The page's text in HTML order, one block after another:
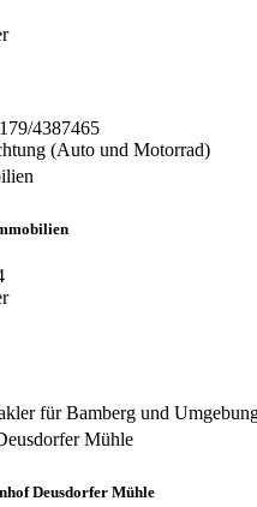
4387465
(Auto und Motorrad)
für Bamberg und
Mühle
Deusdorfer Mühle